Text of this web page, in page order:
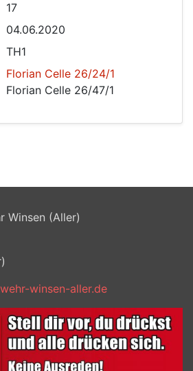
17
04.06.2020
TH1
Florian Celle 26/24/1
Florian Celle 26/47/1
Winsen (Aller)
winsen-aller.de